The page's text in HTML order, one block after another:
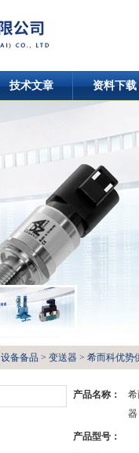
技术文章 资料下载
设备备品 > 变送器 > 希而科优势
产品名称：
希
器
产品型号：